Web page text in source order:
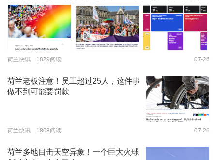
荷兰快讯 1829阅读 07-26
荷兰老板注意！员工超过25人，这件事
做不到可能要罚款
荷兰快讯 1808阅读 07-26
荷兰多地目击天空异象！一个巨大火球